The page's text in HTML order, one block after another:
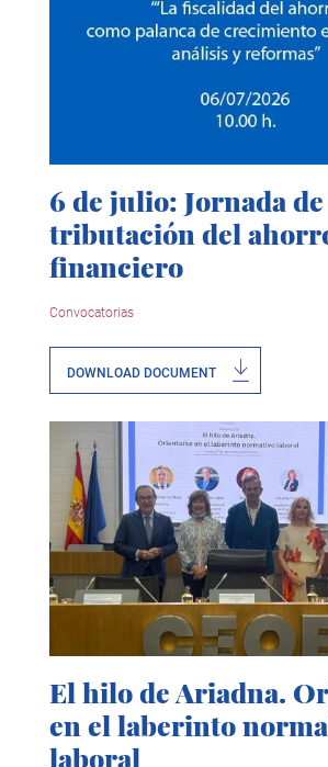
6 de julio: Jornada de
tributación del
financiero
Convocatorias
DOWNLOAD DOCUMENT
El hilo de Ariadna.
en el laberinto
laboral